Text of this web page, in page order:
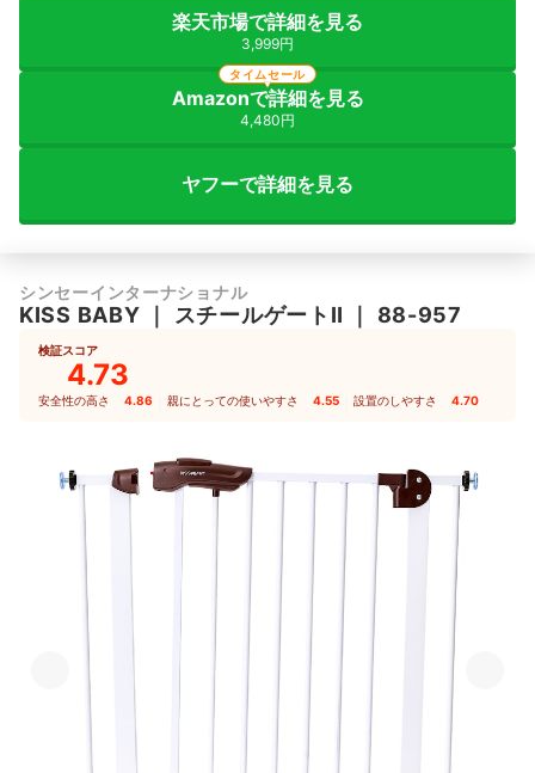
楽天市場で詳細を見る
3,999円
Amazonで詳細を見る
4,480円
タイムセール
ヤフーで詳細を見る
シンセーインターナショナル
KISS BABY スチールゲートⅡ 88-957
検証スコア
4.73
安全性の高さ 4.86 親にとっての使いやすさ 4.55 設置のしやすさ 4.70